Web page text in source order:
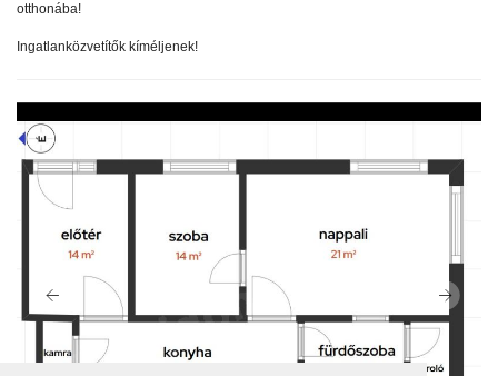
otthonába!
Ingatlanközvetítők kíméljenek!